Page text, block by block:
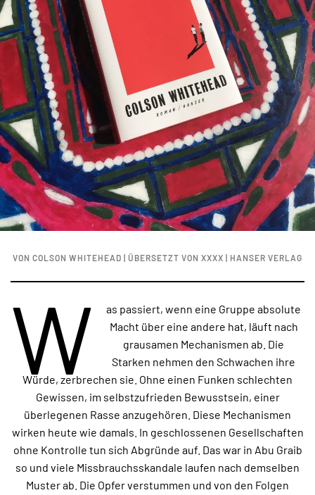
VON COLSON WHITEHEAD | ÜBERSETZT VON XXXX | HANSER VERLAG
W
as passiert, wenn eine Gruppe absolute
Macht über eine andere hat, läuft nach
grausamen Mechanismen ab. Die
Starken nehmen den Schwachen ihre
Würde, zerbrechen sie. Ohne einen Funken schlechten
Gewissen, im selbstzufrieden Bewusstsein, einer
überlegenen Rasse anzugehören. Diese Mechanismen
wirken heute wie damals. In geschlossenen Gesellschaften
ohne Kontrolle tun sich Abgründe auf. Das war in Abu Graib
so und viele Missbrauchsskandale laufen nach demselben
Muster ab. Die Opfer verstummen und von den Folgen